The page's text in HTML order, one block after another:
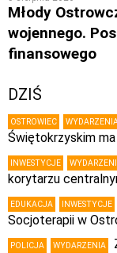
Młody
wojennego.
finansowego
DZIŚ
OSTROWIEC
Świętokrzyskim
INWESTYCJE
korytarzu
EDUKACJA INWESTYCJE
Socjoterapii w
POLICJA WYDARZENIA